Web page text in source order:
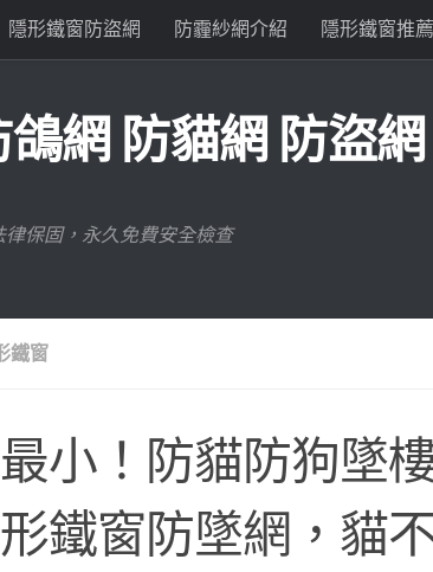
隱形鐵窗防盜網 防霾紗網介紹 隱形鐵窗推薦
網 防貓網 防盜網
保固，永久免費安全檢查
鐵窗
小！防貓防狗墜
鐵窗防墜網，貓